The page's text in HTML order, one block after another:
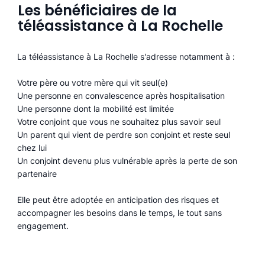
Les bénéficiaires de la
téléassistance à La Rochelle
La téléassistance à La Rochelle s'adresse notamment à :
Votre père ou votre mère qui vit seul(e)
Une personne en convalescence après hospitalisation
Une personne dont la mobilité est limitée
Votre conjoint que vous ne souhaitez plus savoir seul
Un parent qui vient de perdre son conjoint et reste seul
chez lui
Un conjoint devenu plus vulnérable après la perte de son
partenaire
Elle peut être adoptée en anticipation des risques et
accompagner les besoins dans le temps, le tout sans
engagement.